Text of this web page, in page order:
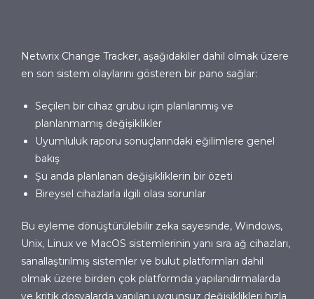
Netwrix Change Tracker, aşağıdakiler dahil olmak üzere
en son sistem olaylarını gösteren bir pano sağlar:
Seçilen bir cihaz grubu için planlanmış ve
planlanmamış değişiklikler
Uyumluluk raporu sonuçlarındaki eğilimlere genel
bakış
Şu anda planlanan değişikliklerin bir özeti
Bireysel cihazlarla ilgili olası sorunlar
Bu eyleme dönüştürülebilir zeka sayesinde, Windows,
Unix, Linux ve MacOS sistemlerinin yanı sıra ağ cihazları,
sanallaştırılmış sistemler ve bulut platformları dahil
olmak üzere birden çok platformda yapılandırmalarda
ve kritik dosyalarda yapılan uygunsuz değişiklikleri hızla